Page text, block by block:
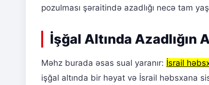
pozulması şəraitində azadlığı necə tam
İşğal Altında Azadlığın
Məhz burada əsas sual yaranır: İsrail
işğal altında bir həyat və İsrail həbsxana